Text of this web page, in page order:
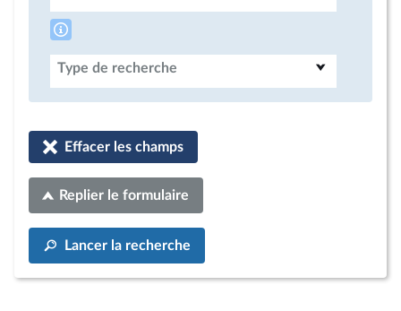
Type de recherche
Effacer les champs
Replier le formulaire
Lancer la recherche